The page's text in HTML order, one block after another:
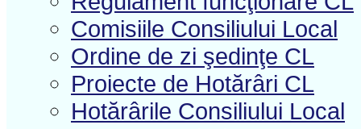
Comisiile Consiliului Local
Ordine de zi şedinţe CL
Proiecte de Hotărâri CL
Hotărârile Consiliului Local